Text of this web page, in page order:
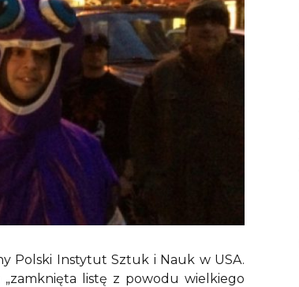
Polski Instytut Sztuk i Nauk w USA.
listę z powodu wielkiego